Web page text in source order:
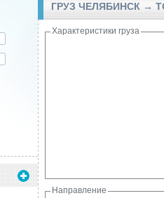
ГРУЗ ЧЕЛЯБИНСК →
Характеристики груза
Направление